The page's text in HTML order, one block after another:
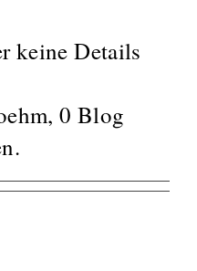
keine Details
0 Blog